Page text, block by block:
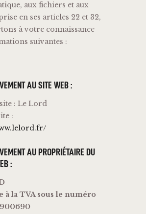
aux fichiers et aux
en ses articles 22 et 32,
à votre connaissance
suivantes :
AU SITE WEB :
: Le Lord
:
AU PROPRIÉTAIRE DU
:
à la TVA sous le numéro